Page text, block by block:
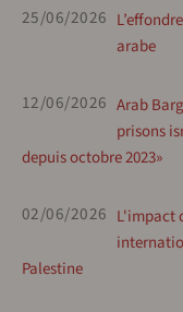
25/06/2026
arabe
12/06/2026 Arab
prisons
depuis octobre 2023»
02/06/2026 L'impact
Palestine